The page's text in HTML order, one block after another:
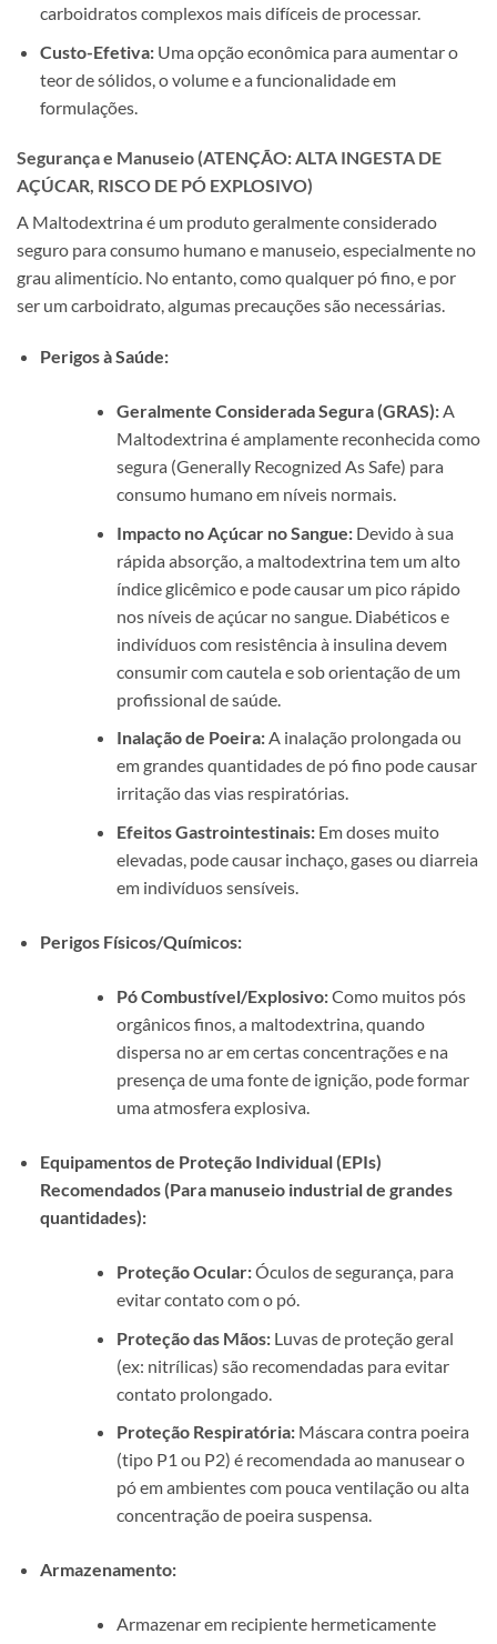
carboidratos complexos mais difíceis de processar.
Custo-Efetiva:Uma opção econômica para aumentar o
teor de sólidos, o volume e a funcionalidade em
formulações.
Segurança e Manuseio (ATENÇÃO: ALTA INGESTA DE
AÇÚCAR, RISCO DE PÓ EXPLOSIVO)
A Maltodextrina é um produto geralmente considerado
seguro para consumo humano e manuseio, especialmente no
grau alimentício. No entanto, como qualquer pó fino, e por
ser um carboidrato, algumas precauções são necessárias.
Perigos à Saúde:
Geralmente Considerada Segura (GRAS):A
Maltodextrina é amplamente reconhecida como
segura (Generally Recognized As Safe) para
consumo humano em níveis normais.
Impacto no Açúcar no Sangue:Devido à sua
rápida absorção, a maltodextrina tem um alto
índice glicêmico e pode causar um pico rápido
nos níveis de açúcar no sangue. Diabéticos e
indivíduos com resistência à insulina devem
consumir com cautela e sob orientação de um
profissional de saúde.
Inalação de Poeira:A inalação prolongada ou
em grandes quantidades de pó fino pode causar
irritação das vias respiratórias.
Efeitos Gastrointestinais:Em doses muito
elevadas, pode causar inchaço, gases ou diarreia
em indivíduos sensíveis.
Perigos Físicos/Químicos:
Pó Combustível/Explosivo:Como muitos pós
orgânicos finos, a maltodextrina, quando
dispersa no ar em certas concentrações e na
presença de uma fonte de ignição, pode formar
uma atmosfera explosiva.
Equipamentos de Proteção Individual (EPIs)
Recomendados (Para manuseio industrial de grandes
quantidades):
Proteção Ocular:Óculos de segurança, para
evitar contato com o pó.
Proteção das Mãos:Luvas de proteção geral
(ex: nitrílicas) são recomendadas para evitar
contato prolongado.
Proteção Respiratória:Máscara contra poeira
(tipo P1 ou P2) é recomendada ao manusear o
pó em ambientes com pouca ventilação ou alta
concentração de poeira suspensa.
Armazenamento:
Armazenar em recipiente hermeticamente